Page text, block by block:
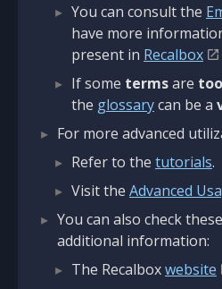
You can consult the
have more
present in Recalbox
If some termsare
the glossarycan be a
For more advanced
Refer to the tutorials.
Visit the Advanced
You can also check
additional information:
The Recalboxwebsite